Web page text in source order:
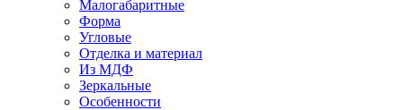
Малогабаритные
Форма
Угловые
Отделка и материал
Из МДФ
Зеркальные
Особенности